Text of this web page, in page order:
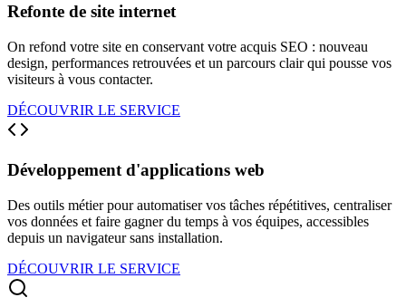
Refonte de site internet
On refond votre site en conservant votre acquis SEO : nouveau
design, performances retrouvées et un parcours clair qui pousse vos
visiteurs à vous contacter.
DÉCOUVRIR LE SERVICE
Développement d'applications web
Des outils métier pour automatiser vos tâches répétitives, centraliser
vos données et faire gagner du temps à vos équipes, accessibles
depuis un navigateur sans installation.
DÉCOUVRIR LE SERVICE